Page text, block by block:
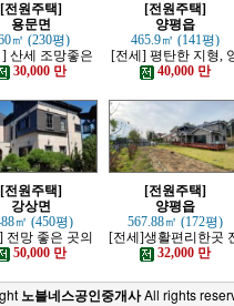
[전원주택]
용문면
㎡ (230평)
산세 조망좋은
예쁜, 단층주택
30,000 만
[전원주택]
양평읍
465.9㎡ (141평)
[전세] 평탄한 지형,
평시내 차량 접근성
수한 전원주택
40,000 만
[전원주택]
강상면
㎡ (450평)
전망 좋은 곳의
급 전원주택
50,000 만
[전원주택]
양평읍
567.88㎡ (172평)
[전세]생활편리한곳
망트인 전원주택
32,000 만
노블네스공인중개사All rights